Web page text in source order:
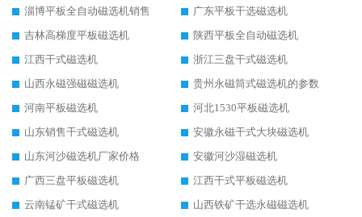
淄博平板全自动磁选机销售
广东平板干选磁选机
吉林高梯度平板磁选机
陕西平板全自动磁选机
江西干式磁选机
浙江三盘干式磁选机
山西永磁强磁磁选机
贵州永磁筒式磁选机的参数
河南平板磁选机
河北1530平板磁选机
山东销售干式磁选机
安徽永磁干式大块磁选机
山东河沙磁选机厂家价格
安徽河沙湿磁选机
广西三盘平板磁选机
江西干式平板磁选机
云南锰矿干式磁选机
山西铁矿干选永磁磁选机